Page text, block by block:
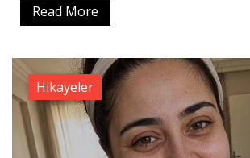
Read More
Hikayeler